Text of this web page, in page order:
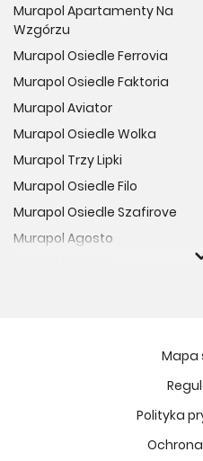
Dostępne
Zapraszamy do zapoznania
dołączenia do społeczności
się z nami już dziś!
Murapol Apartamenty Na
Wzgórzu
Murapol Osiedle Ferrovia
Murapol Osiedle Faktoria
Murapol Aviator
Murapol Osiedle Wolka
Murapol Trzy Lipki
Murapol Osiedle Filo
Murapol Osiedle Szafirove
Murapol Agosto
Mapa
Polityka